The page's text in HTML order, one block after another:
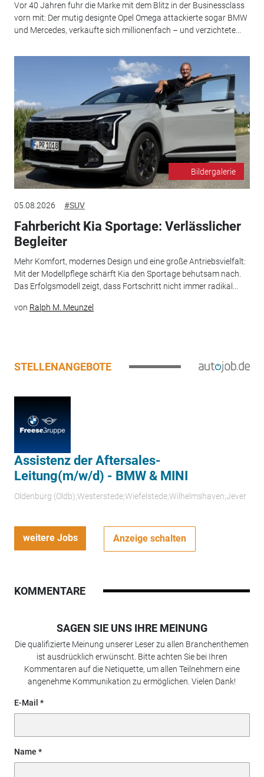
Vor 40 Jahren fuhr die Marke mit dem Blitz in der Businessclass
vorn mit: Der mutig designte Opel Omega attackierte sogar BMW
und Mercedes, verkaufte sich millionenfach – und verzichtete...
Bildergalerie
05.08.2026 #SUV
Fahrbericht Kia Sportage: Verlässlicher
Begleiter
Mehr Komfort, modernes Design und eine große Antriebsvielfalt:
Mit der Modellpflege schärft Kia den Sportage behutsam nach.
Das Erfolgsmodell zeigt, dass Fortschritt nicht immer radikal...
von Ralph M. Meunzel
STELLENANGEBOTE
Assistenz der Aftersales-
Leitung(m/w/d) - BMW & MINI
Oldenburg (Oldb);Westerstede;Wiefelstede;Wilhelmshaven;Jever
weitere Jobs Anzeige schalten
KOMMENTARE
SAGEN SIE UNS IHRE MEINUNG
Die qualifizierte Meinung unserer Leser zu allen Branchenthemen
ist ausdrücklich erwünscht. Bitte achten Sie bei Ihren
Kommentaren auf die Netiquette, um allen Teilnehmern eine
angenehme Kommunikation zu ermöglichen. Vielen Dank!
E-Mail
Name